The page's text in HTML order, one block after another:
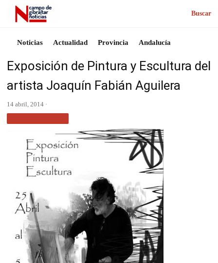
Buscar
Noticias Actualidad Provincia Andalucía
Exposición de Pintura y Escultura del
artista Joaquín Fabián Aguilera
14 abril, 2014 ·